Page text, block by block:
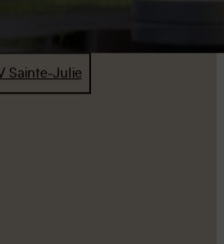
Sainte-Julie